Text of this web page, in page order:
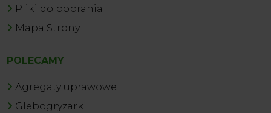
Pliki do pobrania
Mapa Strony
POLECAMY
Agregaty uprawowe
Glebogryzarki